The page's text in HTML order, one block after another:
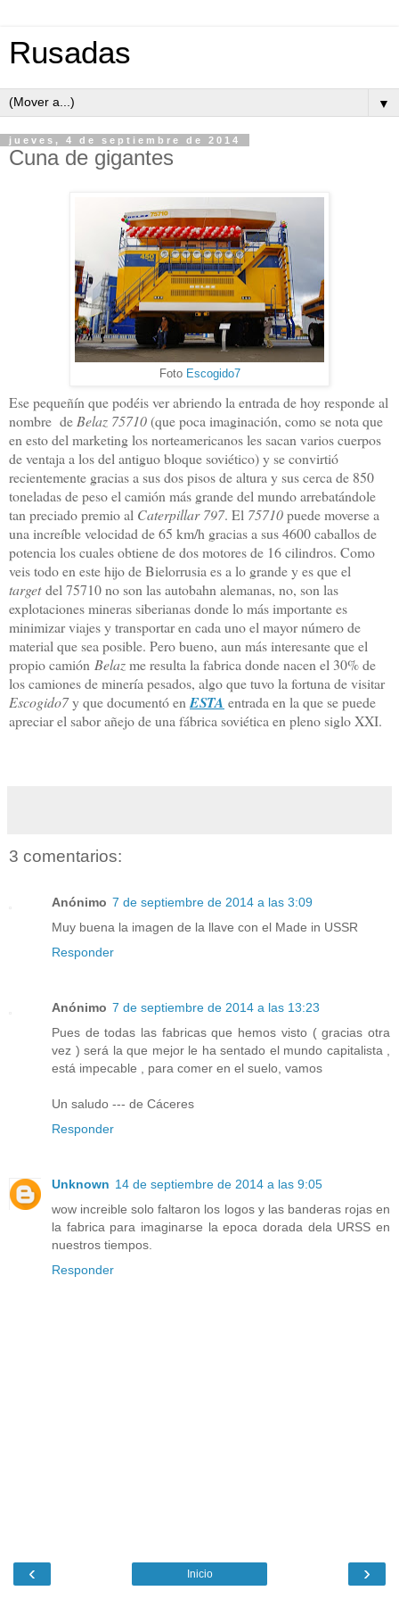
Rusadas
▼
jueves, 4 de septiembre de 2014
Cuna de gigantes
Foto Escogido7
Ese pequeñín que podéis ver abriendo la entrada de hoy responde al
nombre de Belaz 75710(que poca imaginación, como se nota que
en esto del marketing los norteamericanos les sacan varios cuerpos
de ventaja a los del antiguo bloque soviético) y se convirtió
recientemente gracias a sus dos pisos de altura y sus cerca de 850
toneladas de peso el camión más grande del mundo arrebatándole
tan preciado premio al Caterpillar 797. El 75710puede moverse a
una increíble velocidad de 65 km/h gracias a sus 4600 caballos de
potencia los cuales obtiene de dos motores de 16 cilindros. Como
veis todo en este hijo de Bielorrusia es a lo grande y es que el
targetdel 75710 no son las autobahn alemanas, no, son las
explotaciones mineras siberianas donde lo más importante es
minimizar viajes y transportar en cada uno el mayor número de
material que sea posible. Pero bueno, aun más interesante que el
propio camión Belazme resulta la fabrica donde nacen el 30% de
los camiones de minería pesados, algo que tuvo la fortuna de visitar
Escogido7y que documentó en ESTA entrada en la que se puede
apreciar el sabor añejo de una fábrica soviética en pleno siglo XXI.
3 comentarios:
Anónimo 7 de septiembre de 2014 a las 3:09
Muy buena la imagen de la llave con el Made in USSR
Responder
Anónimo 7 de septiembre de 2014 a las 13:23
Pues de todas las fabricas que hemos visto ( gracias otra
vez ) será la que mejor le ha sentado el mundo capitalista ,
está impecable , para comer en el suelo, vamos
Un saludo --- de Cáceres
Responder
Unknown 14 de septiembre de 2014 a las 9:05
wow increible solo faltaron los logos y las banderas rojas en
la fabrica para imaginarse la epoca dorada dela URSS en
nuestros tiempos.
Responder
‹ ›
Inicio